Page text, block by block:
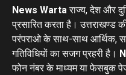
News Wartaराज्य, देश और
प्रसारित करता है। उत्तराखण्ड
परंपराओ के साथ-साथ आर्थिक,
गतिविधियों का सजग प्रहरी है।
फोन नंबर के माध्यम या फेसबुक